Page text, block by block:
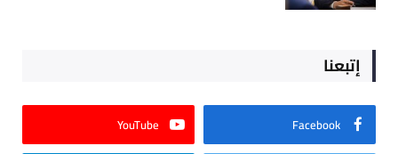
إتبعنا
Facebook
YouTube